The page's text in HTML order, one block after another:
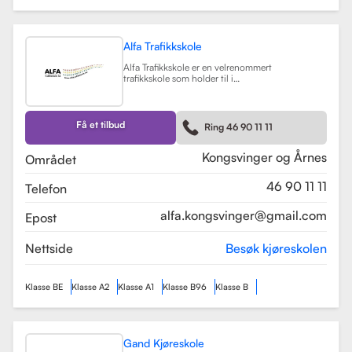
Alfa Trafikkskole
Alfa Trafikkskole er en velrenommert
trafikkskole som holder til i
kjøreopplæringen. Skolen tilbyr et
bredt spekter av tjenester, inkludert
opplæring for førerkort klasse B,
både med manuelt og automatgir.
Få et tilbud Ring 46 90 11 11
Området
Kongsvinger og Årnes
Telefon
46 90 11 11
Epost
alfa.kongsvinger@gmail.com
Nettside Besøk kjøreskolen
Klasse BE Klasse A2 Klasse A1 Klasse B96 Klasse B
Gand Kjøreskole